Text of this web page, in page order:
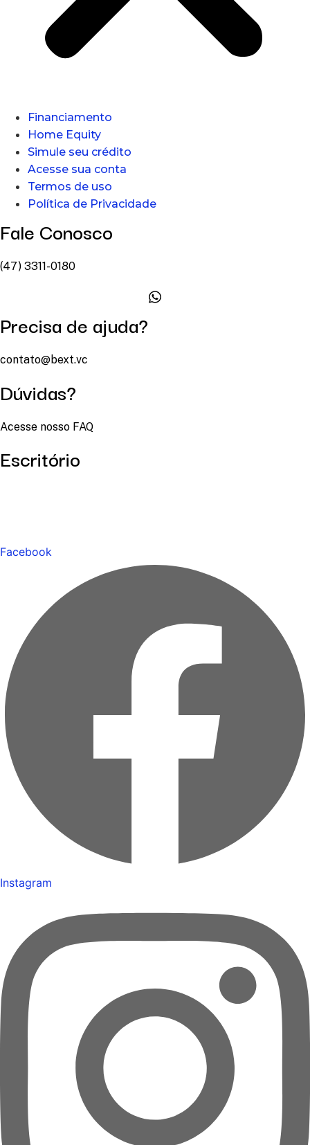
Financiamento
Home Equity
Simule seu crédito
Acesse sua conta
Termos de uso
Política de Privacidade
Fale Conosco
(47) 3311-0180
Precisa de ajuda?
contato@bext.vc
Dúvidas?
Acesse nosso FAQ
Escritório
Facebook
Instagram